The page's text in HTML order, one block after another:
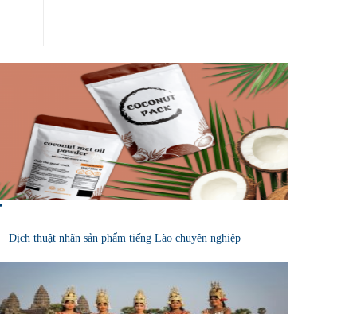
Dịch thuật nhãn sản phẩm tiếng Lào chuyên nghiệp